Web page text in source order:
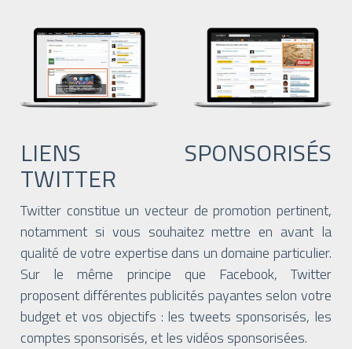
LIENS SPONSORISÉS
TWITTER
Twitter constitue un vecteur de promotion pertinent,
notamment si vous souhaitez mettre en avant la
qualité de votre expertise dans un domaine particulier.
Sur le même principe que Facebook, Twitter
proposent différentes publicités payantes selon votre
budget et vos objectifs : les tweets sponsorisés, les
comptes sponsorisés, et les vidéos sponsorisées.